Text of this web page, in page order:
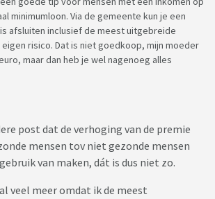
minimumloon. Via de gemeente kun je een
afsluiten inclusief de meest uitgebreide
risico. Dat is niet goedkoop, mijn moeder
maar dan heb je wel nagenoeg alles
post dat de verhoging van de premie
mensen tov niet gezonde mensen
van maken, dát is dus niet zo.
veel meer omdat ik de meest